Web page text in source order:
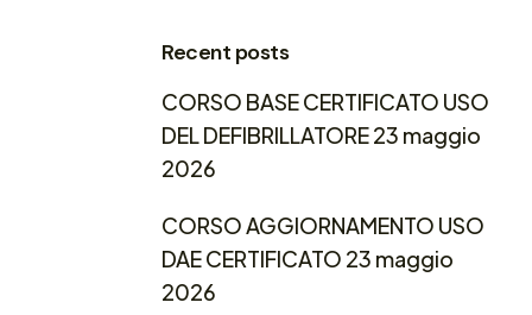
Recent posts
CORSO BASE CERTIFICATO USO
DEL DEFIBRILLATORE 23 maggio
2026
CORSO AGGIORNAMENTO USO
DAE CERTIFICATO 23 maggio
2026